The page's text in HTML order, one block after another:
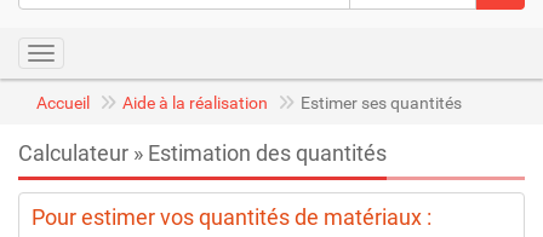
Toggle navigation
Accueil Aide à la réalisation Estimer ses quantités
Calculateur » Estimation des quantités
Pour estimer vos quantités de matériaux :